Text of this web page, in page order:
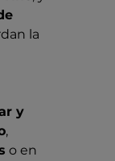
la
y
,
o en